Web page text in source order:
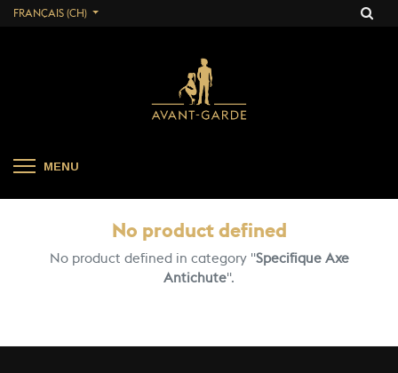
FRANÇAIS (CH)
MENU
No product defined
No product defined in category "Specifique Axe
Antichute".